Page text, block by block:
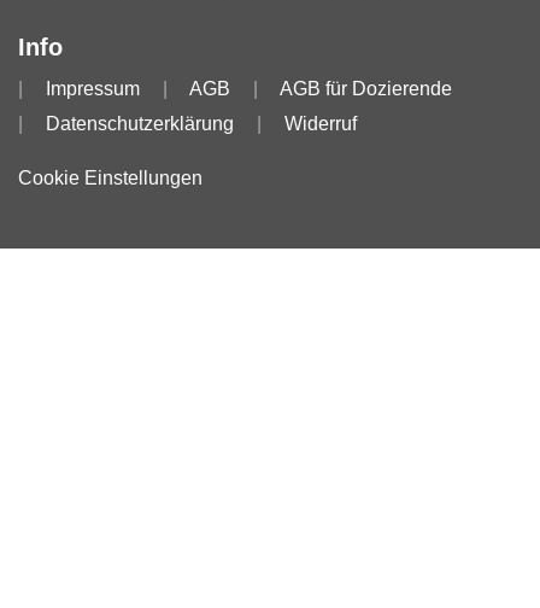
Info
Impressum AGB
AGB für Dozierende
Datenschutzerklärung
Widerruf
Cookie Einstellungen